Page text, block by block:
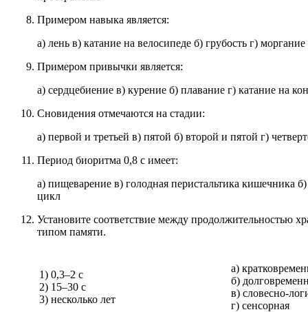
Примером навыка является:
а) лень в) катание на велосипеде б) грубость г) моргание
Примером привычки является:
а) сердцебиение в) курение б) плавание г) катание на
Сновидения отмечаются на стадии:
а) первой и третьей в) пятой б) второй и пятой г)
Период биоритма 0,8 с имеет:
а) пищеварение в) голодная перистальтика кишечника
цикл
Установите соответствие между продолжительностью
типом памяти.
1) 0,3–2 с
2) 15–30 с
3) несколько лет
а)
б)
в) словесно-
г) сенсорная